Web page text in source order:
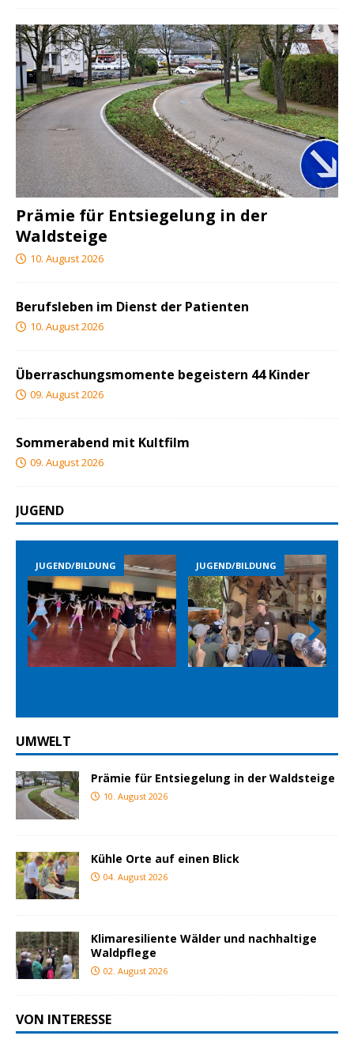
Prämie für Entsiegelung in der
Waldsteige
10. August 2026
Berufsleben im Dienst der Patienten
10. August 2026
Überraschungsmomente begeistern 44 Kinder
09. August 2026
Sommerabend mit Kultfilm
09. August 2026
JUGEND
JUGEND/BILDUNG JUGEND/BILDUNG
Prev
ious
Nex
t
UMWELT
Prämie für Entsiegelung in der Waldsteige
10. August 2026
Kühle Orte auf einen Blick
04. August 2026
Klimaresiliente Wälder und nachhaltige
Waldpflege
02. August 2026
VON INTERESSE